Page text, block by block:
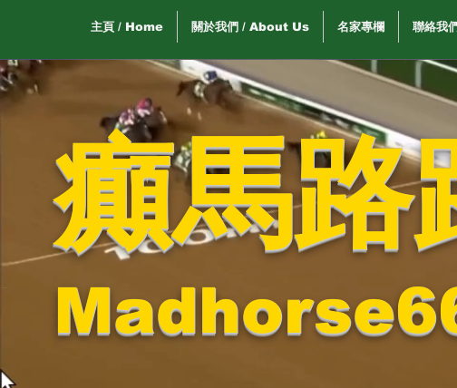
主頁 / Home 關於我們 / About Us 名家專欄 聯絡我
癲馬路